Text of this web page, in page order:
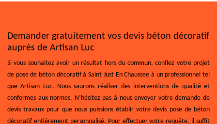
Demander gratuitement vos devis béton décoratif
auprès de Artisan Luc
Si vous souhaitez avoir un résultat hors du commun, confiez votre projet
de pose de béton décoratif à Saint Just En Chaussee à un professionnel tel
que Artisan Luc. Nous saurons réaliser des interventions de qualité et
conformes aux normes. N’hésitez pas à nous envoyer votre demande de
devis travaux pour que nous puissions établir votre devis pose de béton
décoratif entièrement personnalisé. Pour effectuer votre requête, il suffit